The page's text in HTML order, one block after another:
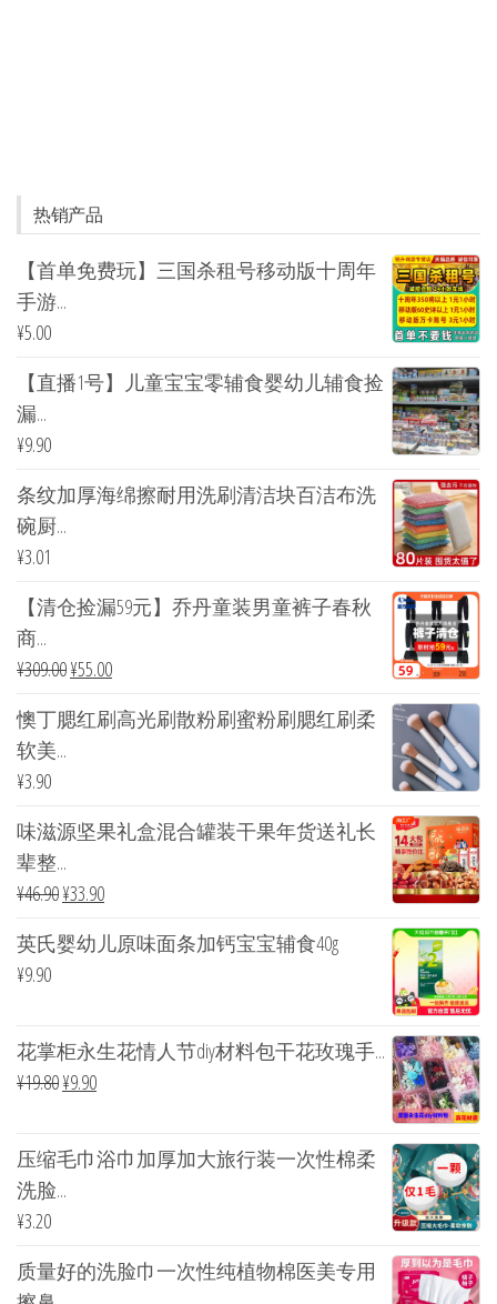
热销产品
【首单免费玩】三国杀租号移动版十周年
手游...
¥5.00
【直播1号】儿童宝宝零辅食婴幼儿辅食捡
漏...
¥9.90
条纹加厚海绵擦耐用洗刷清洁块百洁布洗
碗厨...
¥3.01
【清仓捡漏59元】乔丹童装男童裤子春秋
商...
¥309.00¥55.00
懊丁腮红刷高光刷散粉刷蜜粉刷腮红刷柔
软美...
¥3.90
味滋源坚果礼盒混合罐装干果年货送礼长
辈整...
¥46.90¥33.90
英氏婴幼儿原味面条加钙宝宝辅食40g
¥9.90
花掌柜永生花情人节diy材料包干花玫瑰手...
¥19.80¥9.90
压缩毛巾浴巾加厚加大旅行装一次性棉柔
洗脸...
¥3.20
质量好的洗脸巾一次性纯植物棉医美专用